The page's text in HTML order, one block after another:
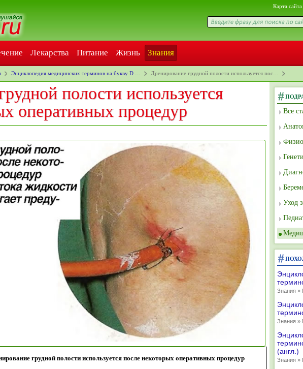
Карта сайта
Лекарства Питание Жизнь Знания
Энциклопедия медицинских терминов на букву D … Дренирование грудной полости используется пос…
полости используется
оперативных процедур
грудной полости используется после некоторых оперативных процедур
Все
Уход
Знания »
Знания »
(англ.)
Знания »